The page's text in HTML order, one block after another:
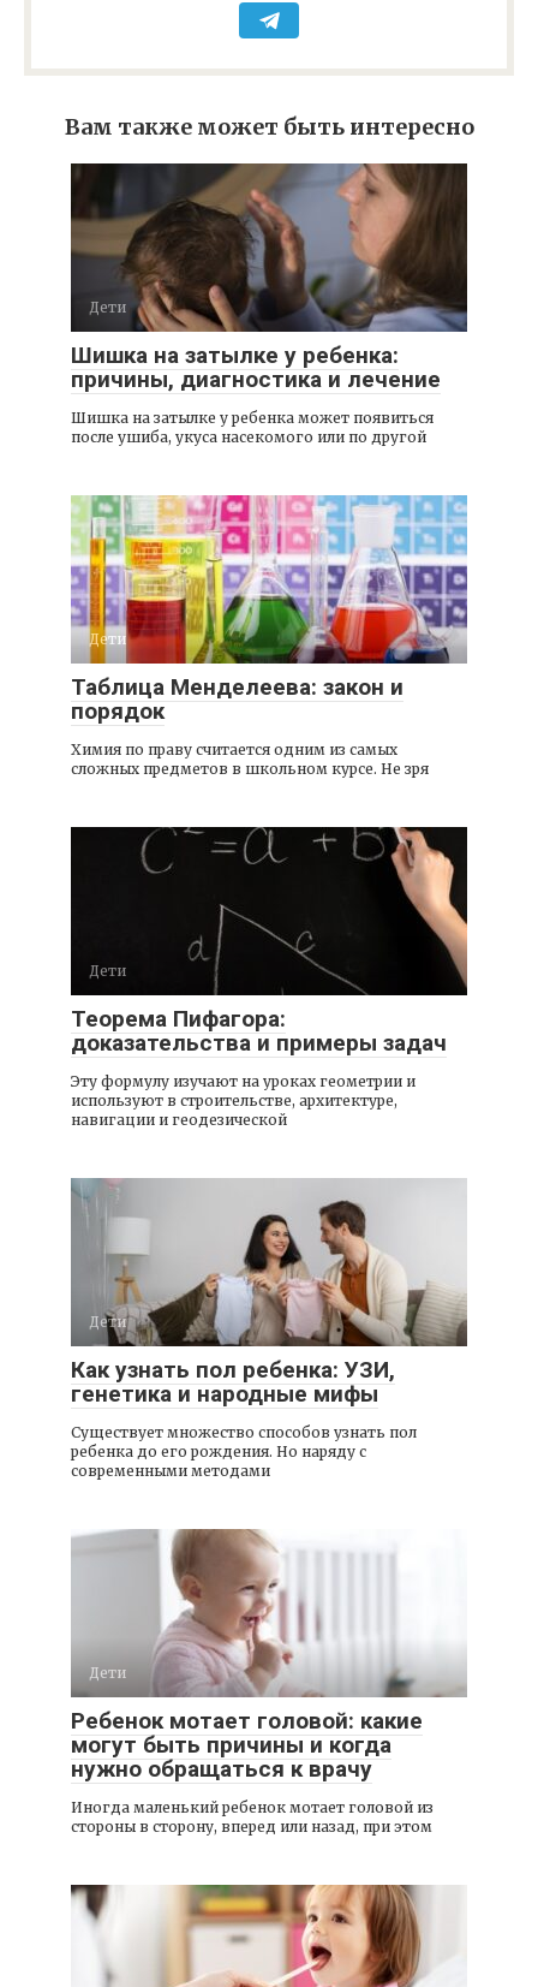
Вам также может быть интересно
Дети
Шишка на затылке у ребенка:
причины, диагностика и лечение
Шишка на затылке у ребенка может появиться
после ушиба, укуса насекомого или по другой
Дети
Таблица Менделеева: закон и
порядок
Химия по праву считается одним из самых
сложных предметов в школьном курсе. Не зря
Дети
Теорема Пифагора:
доказательства и примеры задач
Эту формулу изучают на уроках геометрии и
используют в строительстве, архитектуре,
навигации и геодезической
Дети
Как узнать пол ребенка: УЗИ,
генетика и народные мифы
Существует множество способов узнать пол
ребенка до его рождения. Но наряду с
современными методами
Дети
Ребенок мотает головой: какие
могут быть причины и когда
нужно обращаться к врачу
Иногда маленький ребенок мотает головой из
стороны в сторону, вперед или назад, при этом